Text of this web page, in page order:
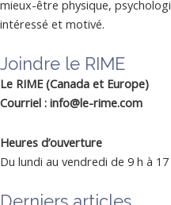
mieux-être physique,
intéressé et motivé.
Joindre le RIME
Le RIME (Canada et Europe)
Courriel : info@le-rime.com
Heures d’ouverture
Du lundi au vendredi de 9 h à 17